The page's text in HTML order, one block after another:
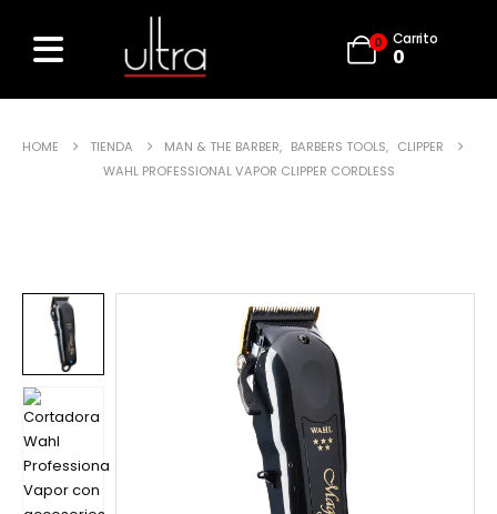
0 Carrito
0
HOME TIENDA MAN & THE BARBER, BARBERS TOOLS, CLIPPER
WAHL PROFESSIONAL VAPOR CLIPPER CORDLESS